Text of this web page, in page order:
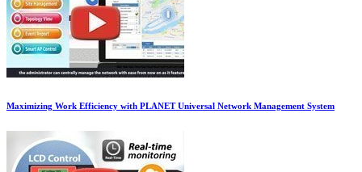
Maximizing Work Efficiency with PLANET Universal Network Management System